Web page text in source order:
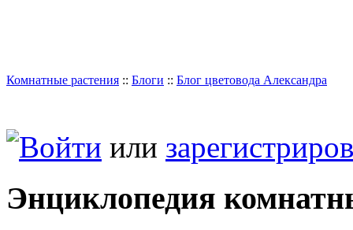
Комнатные растения :: Блоги :: Блог цветовода Александра
Войти или
Энциклопедия